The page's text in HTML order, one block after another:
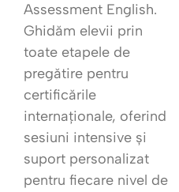
Assessment English.
Ghidăm elevii prin
toate etapele de
pregătire pentru
certificările
internaționale, oferind
sesiuni intensive și
suport personalizat
pentru fiecare nivel de